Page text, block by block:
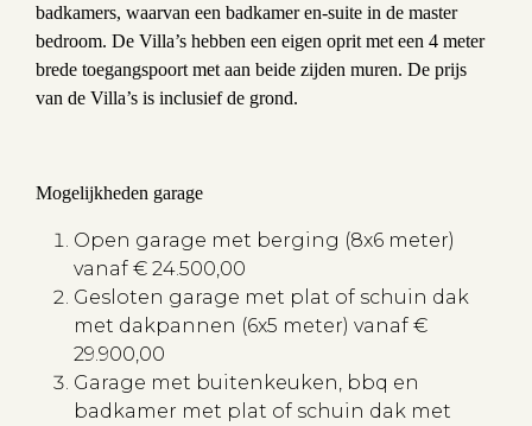
badkamers, waarvan een badkamer en-suite in de master
bedroom. De Villa’s hebben een eigen oprit met een 4 meter
brede toegangspoort met aan beide zijden muren. De prijs
van de Villa’s is inclusief de grond.
Mogelijkheden garage
Open garage met berging (8x6 meter)
vanaf € 24.500,00
Gesloten garage met plat of schuin dak
met dakpannen (6x5 meter) vanaf €
29.900,00
Garage met buitenkeuken, bbq en
badkamer met plat of schuin dak met